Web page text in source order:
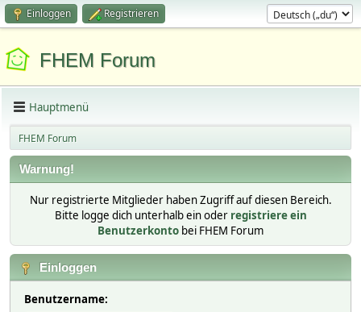
Einloggen Registrieren
FHEM Forum
Hauptmenü
FHEM Forum
Warnung!
Nur registrierte Mitglieder haben Zugriff auf diesen Bereich.
Bitte logge dich unterhalb ein oder registriere ein
Benutzerkonto bei FHEM Forum
Einloggen
Benutzername: